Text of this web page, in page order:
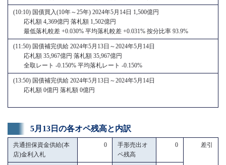
(10:10) 国債買入(10年～25年) 2024年5月14日 1,500億円
応札額 4,369億円 落札額 1,502億円
最低落札較差 +0.030% 平均落札較差 +0.031% 按分比率 93.9%
(11:50) 国債補完供給 2024年5月13日～2024年5月14日
応札額 35,967億円 落札額 35,967億円
全取レート -0.150% 平均落札レート -0.150%
(13:50) 国債補完供給 2024年5月13日～2024年5月14日
応札額 0億円 落札額 0億円
5月13日の各オペ残高と内訳
共通担保資金供給(本
店)金利入札
0
手形売出オ
ペ残高
0 差引